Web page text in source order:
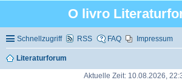
O livro
Schnellzugriff RSS FAQ Impressum
Literaturforum
Aktuelle Zeit: 10.08.2026,